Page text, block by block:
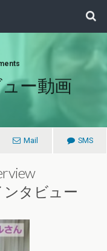
ー動画
Mail SMS
ンタビュー